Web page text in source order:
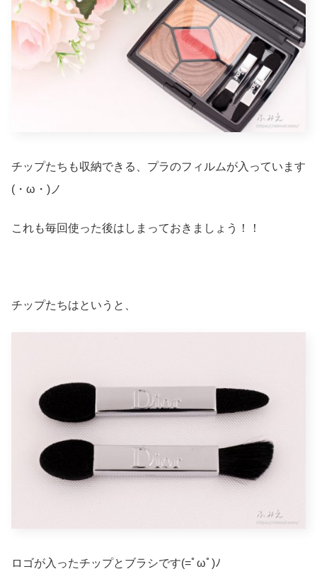
チップたちも収納できる、プラのフィルムが入っています
(・ω・)ノ
これも毎回使った後はしまっておきましょう！！
チップたちはというと、
ロゴが入ったチップとブラシです(=ﾟωﾟ)ﾉ